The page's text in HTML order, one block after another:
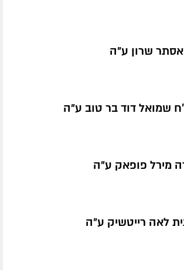
שרון ע״ה
שמואל דוד בר טוב ע״ה
מירל פופאק ע״ה
לאה רייטשיק ע״ה